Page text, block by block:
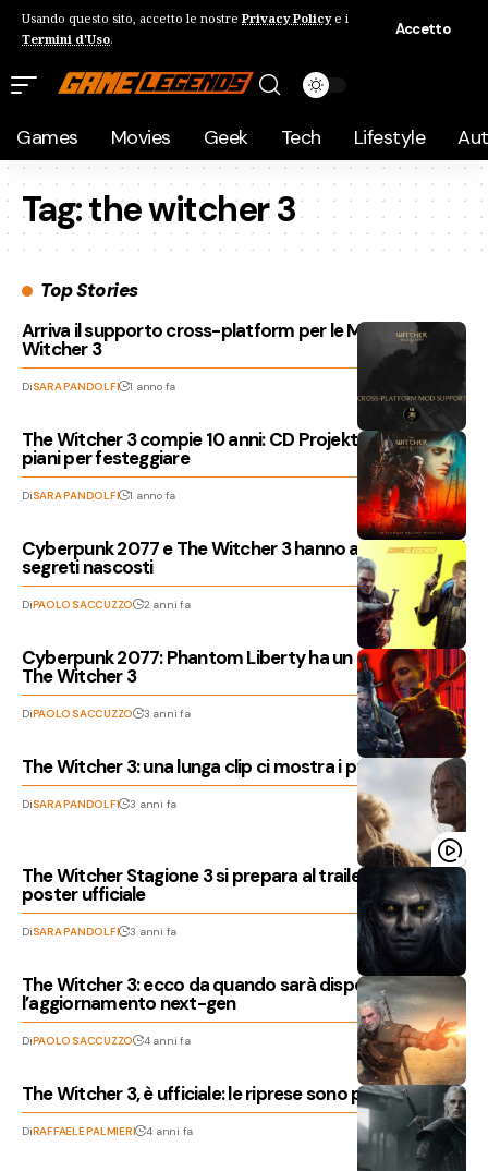
Usando questo sito, accetto le nostre Privacy Policye i
Termini d'Uso.
Accetto
Games Movies Geek Tech Lifestyle
Tag:the witcher 3
Top Stories
Arriva il supporto cross-platform per le MOD di The
Witcher 3
DiSARA PANDOLFI 1 anno fa
The Witcher 3 compie 10 anni: CD Projekt ha grandi
piani per festeggiare
DiSARA PANDOLFI 1 anno fa
Cyberpunk 2077 e The Witcher 3 hanno ancora diversi
segreti nascosti
DiPAOLO SACCUZZO 2 anni fa
Cyberpunk 2077: Phantom Liberty ha un easter egg di
The Witcher 3
DiPAOLO SACCUZZO 3 anni fa
The Witcher 3: una lunga clip ci mostra i protagonisti
DiSARA PANDOLFI 3 anni fa
The Witcher Stagione 3 si prepara al trailer col primo
poster ufficiale
DiSARA PANDOLFI 3 anni fa
The Witcher 3: ecco da quando sarà disponibile
l’aggiornamento next-gen
DiPAOLO SACCUZZO 4 anni fa
The Witcher 3, è ufficiale: le riprese sono partite
DiRAFFAELE PALMIERI 4 anni fa